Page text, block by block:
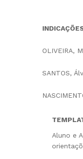
OLIVEIRA,
SANTOS,
Aluno e